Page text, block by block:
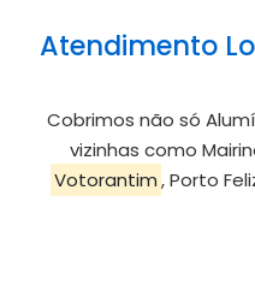
Atendimento
Cobrimos não só
vizinhas como
Votorantim, Porto